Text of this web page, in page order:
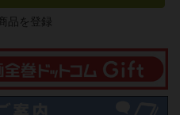
品を登録